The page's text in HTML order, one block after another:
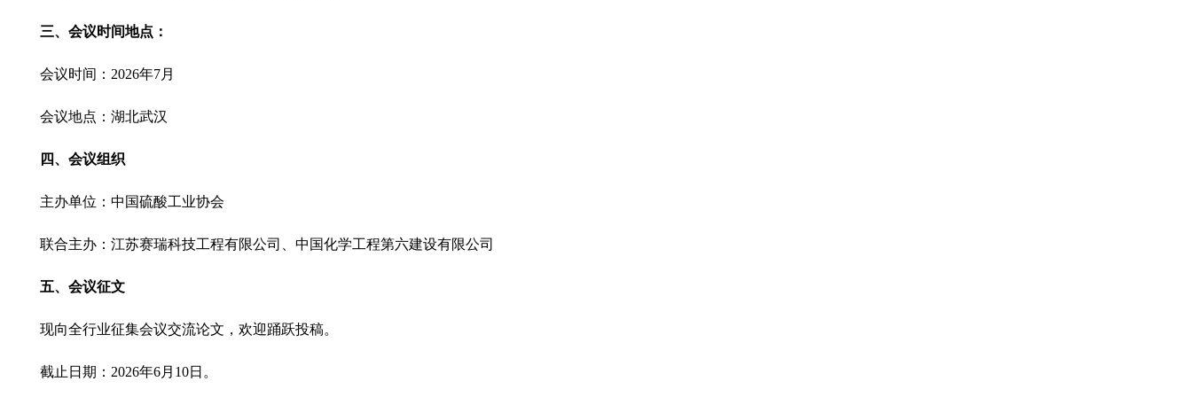
三、会议时间地点：
会议时间： 2026年7月
会议地点：湖北武汉
四、会议组织
主办单位：中国硫酸工业协会
联合主办：江苏赛瑞科技工程有限公司 、中国化学工程第六建设有限公司
五、会议征文
现向全行业征集会议交流论文，欢迎踊跃投稿。
截止日期： 2026年6月 10日。